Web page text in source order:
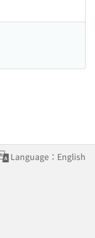
Language：English